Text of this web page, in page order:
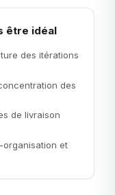
être idéal
des itérations
des
de livraison
et